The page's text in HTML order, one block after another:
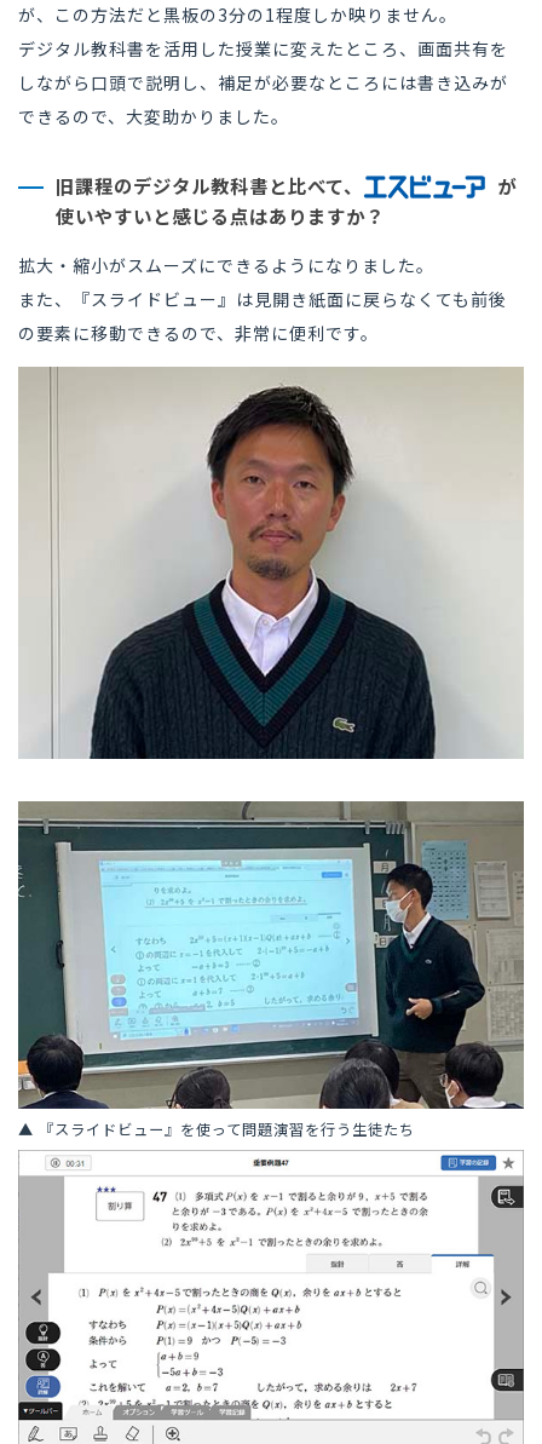
が、 この方法だと黒板の3分の1程度しか映りません。
デジタル教科書を活用した授業に変えたところ、 画面共有を
しながら口頭で説明し、 補足が必要なところには書き込みが
できるので、大変助かりました。
旧課程のデジタル教科書と比べて、
が
使いやすいと感じる点はありますか？
拡大・縮小がスムーズにできるようになりました。
また、『スライドビュー』は見開き紙面に戻らなくても前後
の要素に移動できるので、非常に便利です。
▲ 『スライドビュー』を使って問題演習を行う生徒たち